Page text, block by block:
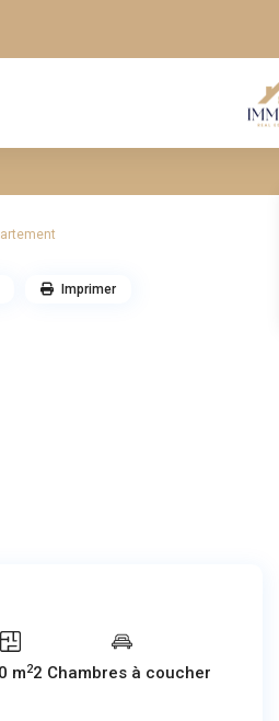
Imprimer
m22 Chambres à coucher